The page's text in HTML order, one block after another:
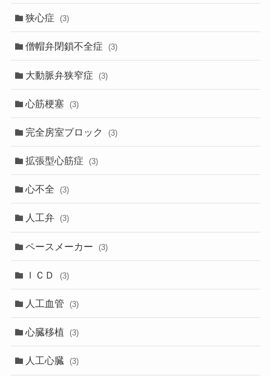
狭心症 (3)
僧帽弁閉鎖不全症 (3)
大動脈弁狭窄症 (3)
心筋梗塞 (3)
完全房室ブロック (3)
拡張型心筋症 (3)
心不全 (3)
人工弁 (3)
ペースメーカー (3)
ＩＣＤ (3)
人工血管 (3)
心臓移植 (3)
人工心臓 (3)